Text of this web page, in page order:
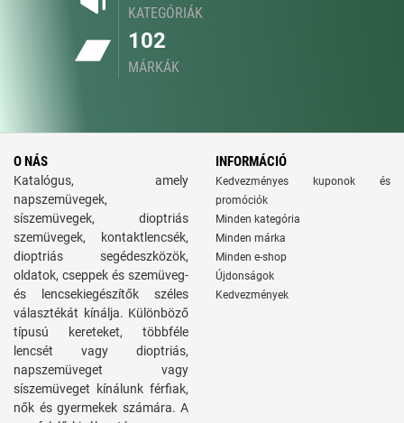
KATEGÓRIÁK
102
MÁRKÁK
O NÁS
Katalógus, amely
napszemüvegek,
síszemüvegek, dioptriás
szemüvegek, kontaktlencsék,
dioptriás segédeszközök,
oldatok, cseppek és szemüveg-
és lencsekiegészítők széles
választékát kínálja. Különböző
típusú kereteket, többféle
lencsét vagy dioptriás,
napszemüveget vagy
síszemüveget kínálunk férfiak,
nők és gyermekek számára. A
INFORMÁCIÓ
Kedvezményes kuponok és
promóciók
Minden kategória
Minden márka
Minden e-shop
Újdonságok
Kedvezmények